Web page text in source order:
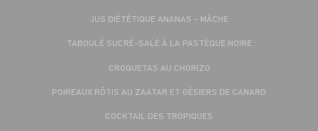
JUS DIÉTÉTIQUE ANANAS - MÂCHE
TABOULÉ SUCRÉ-SALÉ À LA PASTÈQUE NOIRE
CROQUETAS AU CHORIZO
POIREAUX RÔTIS AU ZAATAR ET GÉSIERS DE CANARD
COCKTAIL DES TROPIQUES